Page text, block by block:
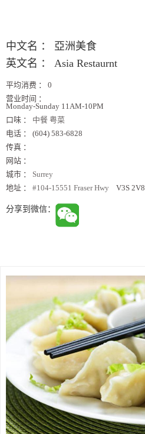
中文名 ：
亞洲美食
英文名 ：
Asia Restaurnt
平均消费 ： 0
营业时间 ：
Monday-Sunday 11AM-10PM
口味 ： 中餐 粤菜
电话 ： (604) 583-6828
传真 ：
网站 ：
城市 ： Surrey
地址 ： #104-15551 Fraser Hwy V3S 2V8
分享到微信：